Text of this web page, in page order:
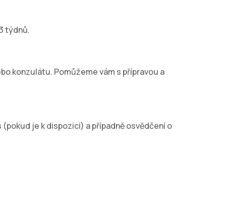
týdnů.
konzulátu. Pomůžeme vám s přípravou a
je k dispozici) a případně osvědčení o